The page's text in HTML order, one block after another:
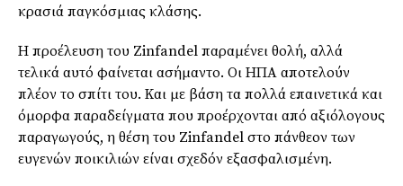
κρασιά παγκόσμιας κλάσης.
Η προέλευση του Zinfandel παραμένει θολή, αλλά
τελικά αυτό φαίνεται ασήμαντο. Οι ΗΠΑ αποτελούν
πλέον το σπίτι του. Και με βάση τα πολλά επαινετικά και
όμορφα παραδείγματα που προέρχονται από αξιόλογους
παραγωγούς, η θέση του Zinfandel στο πάνθεον των
ευγενών ποικιλιών είναι σχεδόν εξασφαλισμένη.